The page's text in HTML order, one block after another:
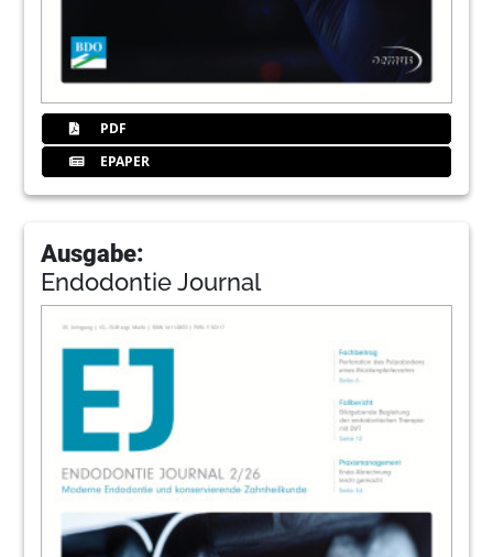
PDF
EPAPER
Ausgabe:
Endodontie Journal